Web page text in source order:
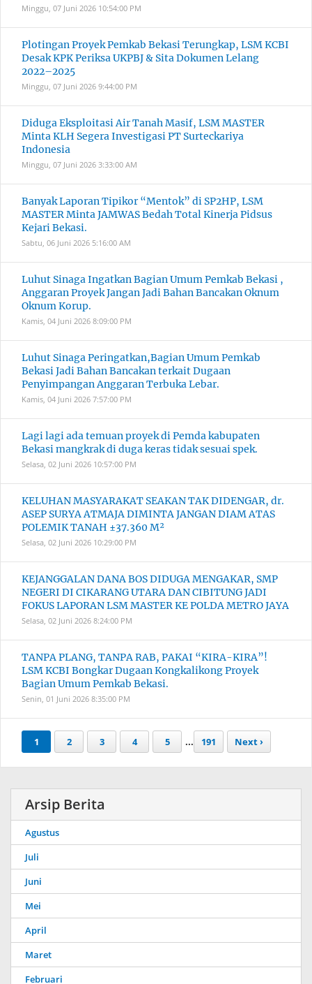
Minggu, 07 Juni 2026 10:54:00 PM
Plotingan Proyek Pemkab Bekasi Terungkap, LSM KCBI
Desak KPK Periksa UKPBJ & Sita Dokumen Lelang
2022–2025
Minggu, 07 Juni 2026 9:44:00 PM
Diduga Eksploitasi Air Tanah Masif, LSM MASTER
Minta KLH Segera Investigasi PT Surteckariya
Indonesia
Minggu, 07 Juni 2026 3:33:00 AM
Banyak Laporan Tipikor “Mentok” di SP2HP, LSM
MASTER Minta JAMWAS Bedah Total Kinerja Pidsus
Kejari Bekasi.
Sabtu, 06 Juni 2026 5:16:00 AM
Luhut Sinaga Ingatkan Bagian Umum Pemkab Bekasi ,
Anggaran Proyek Jangan Jadi Bahan Bancakan Oknum
Oknum Korup.
Kamis, 04 Juni 2026 8:09:00 PM
Luhut Sinaga Peringatkan,Bagian Umum Pemkab
Bekasi Jadi Bahan Bancakan terkait Dugaan
Penyimpangan Anggaran Terbuka Lebar.
Kamis, 04 Juni 2026 7:57:00 PM
Lagi lagi ada temuan proyek di Pemda kabupaten
Bekasi mangkrak di duga keras tidak sesuai spek.
Selasa, 02 Juni 2026 10:57:00 PM
KELUHAN MASYARAKAT SEAKAN TAK DIDENGAR, dr.
ASEP SURYA ATMAJA DIMINTA JANGAN DIAM ATAS
POLEMIK TANAH ±37.360 M²
Selasa, 02 Juni 2026 10:29:00 PM
KEJANGGALAN DANA BOS DIDUGA MENGAKAR, SMP
NEGERI DI CIKARANG UTARA DAN CIBITUNG JADI
FOKUS LAPORAN LSM MASTER KE POLDA METRO JAYA
Selasa, 02 Juni 2026 8:24:00 PM
TANPA PLANG, TANPA RAB, PAKAI “KIRA-KIRA”!
LSM KCBI Bongkar Dugaan Kongkalikong Proyek
Bagian Umum Pemkab Bekasi.
Senin, 01 Juni 2026 8:35:00 PM
1 2 3 4 5 ... 191 Next ›
Arsip Berita
Agustus
Juli
Juni
Mei
April
Maret
Februari